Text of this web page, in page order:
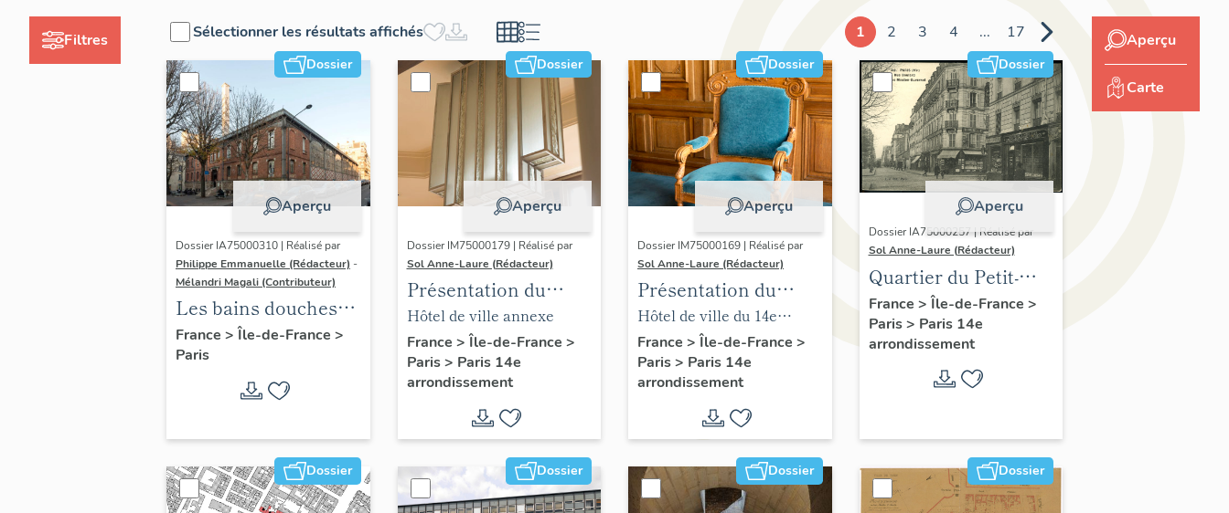
Filtres Sélectionner les résultats affichés 1 2 3 4 ... 17
Dossier
Aperçu
Dossier IA75000310 | Réalisé par
Philippe Emmanuelle (Rédacteur) -
Mélandri Magali (Contributeur)
Les bains douches
municipaux de la
ville de Paris
France > Île-de-France >
Paris
Dossier
Aperçu
Dossier IM75000179 | Réalisé par
Sol Anne-Laure (Rédacteur)
Présentation du
mobilier de la mairie
annexe
Hôtel de ville annexe
France > Île-de-France >
Paris> Paris 14e
arrondissement
Dossier
Aperçu
Dossier IM75000169 | Réalisé par
Sol Anne-Laure (Rédacteur)
Présentation du
mobilier de la salle
des mariages
Hôtel de ville du 14e
arrondissement
France > Île-de-France >
Paris> Paris 14e
arrondissement
Dossier
Aperçu
Dossier IA75000257 | Réalisé par
Sol Anne-Laure (Rédacteur)
Quartier du Petit-
Montrouge
France > Île-de-France >
Paris> Paris 14e
arrondissement
Dossier Dossier Dossier Dossier
Aperçu
Carte